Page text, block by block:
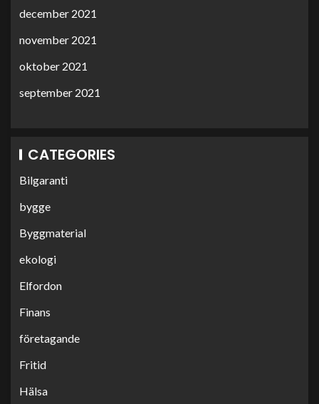
december 2021
november 2021
oktober 2021
september 2021
CATEGORIES
Bilgaranti
bygge
Byggmaterial
ekologi
Elfordon
Finans
företagande
Fritid
Hälsa